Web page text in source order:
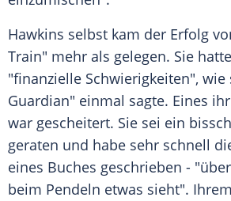
Hawkins selbst kam der Erfolg
Train" mehr als gelegen. Sie
"finanzielle Schwierigkeiten", wie
Guardian" einmal sagte. Eines
war gescheitert. Sie sei ein
geraten und habe sehr schnell
eines Buches geschrieben -
beim Pendeln etwas sieht".